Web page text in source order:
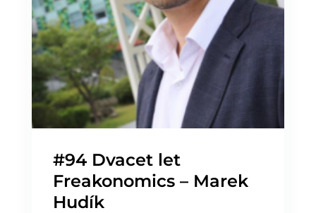
#94 Dvacet let
Freakonomics – Marek
Hudík